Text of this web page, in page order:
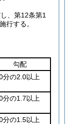
、第12条第1
行する。
勾配
分の2.0以上
分の1.7以上
分の1.5以上